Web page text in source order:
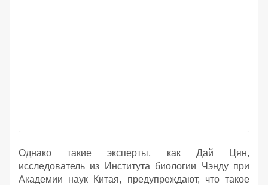
Однако такие эксперты, как Дай Цян,
исследователь из Института биологии Чэнду при
Академии наук Китая, предупреждают, что такое